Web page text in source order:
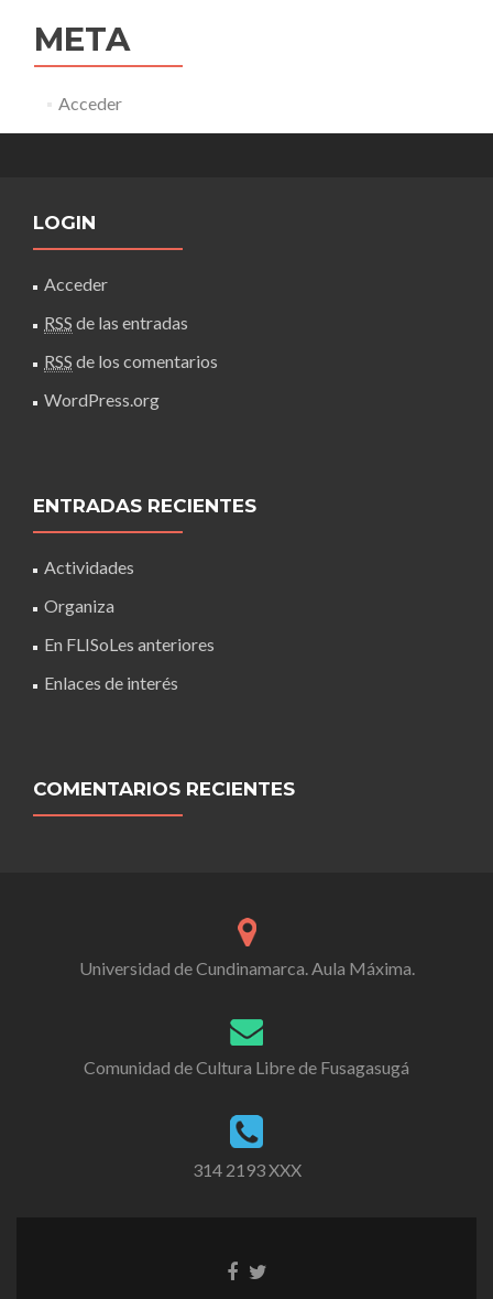
META
Acceder
LOGIN
Acceder
RSS de las entradas
RSS de los comentarios
WordPress.org
ENTRADAS RECIENTES
Actividades
Organiza
En FLISoLes anteriores
Enlaces de interés
COMENTARIOS RECIENTES
Universidad de Cundinamarca. Aula Máxima.
Comunidad de Cultura Libre de Fusagasugá
314 2193 XXX